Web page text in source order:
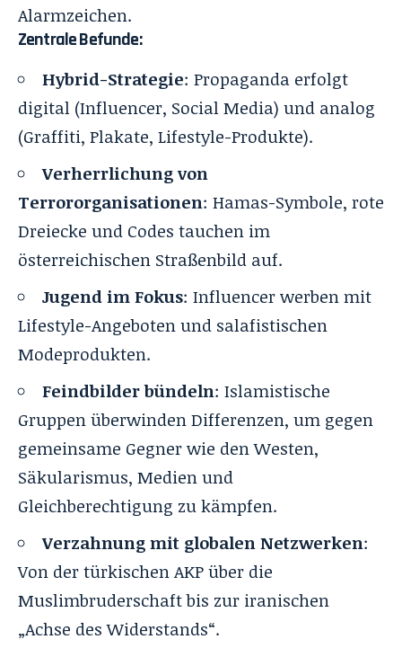
Alarmzeichen.
Zentrale Befunde:
Hybrid-Strategie: Propaganda erfolgt
digital (Influencer, Social Media) und analog
(Graffiti, Plakate, Lifestyle-Produkte).
Verherrlichung von
Terrororganisationen: Hamas-Symbole, rote
Dreiecke und Codes tauchen im
österreichischen Straßenbild auf.
Jugend im Fokus: Influencer werben mit
Lifestyle-Angeboten und salafistischen
Modeprodukten.
Feindbilder bündeln: Islamistische
Gruppen überwinden Differenzen, um gegen
gemeinsame Gegner wie den Westen,
Säkularismus, Medien und
Gleichberechtigung zu kämpfen.
Verzahnung mit globalen Netzwerken:
Von der türkischen AKP über die
Muslimbruderschaft bis zur iranischen
„Achse des Widerstands“.